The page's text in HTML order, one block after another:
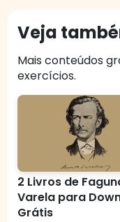
Veja
Mais conteúdos
exercícios.
2 Livros de
Varela para
Grátis